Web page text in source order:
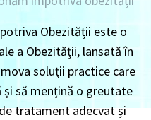
Obezității este o
a Obezității, lansată în
soluții practice care
și să mențină o greutate
tratament adecvat și